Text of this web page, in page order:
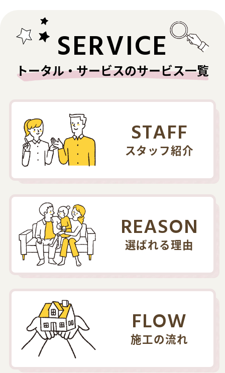
SERVICE
トータル・サービスのサービス一覧
STAFF
スタッフ紹介
REASON
選ばれる理由
FLOW
施工の流れ